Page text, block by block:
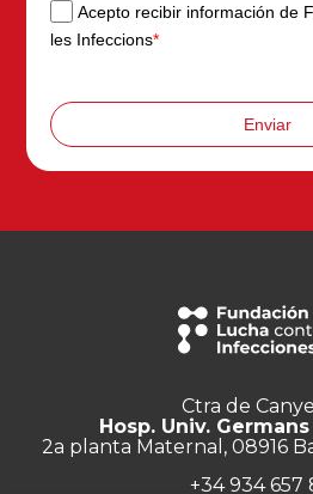
Acepto recibir información de
les Infeccions*
Enviar
Ctra de
Hosp. Univ.
2a planta Maternal, 08916
+34 934 657